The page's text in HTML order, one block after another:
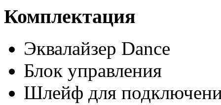
Комплектация
Эквалайзер Dance
Блок управления
Шлейф для